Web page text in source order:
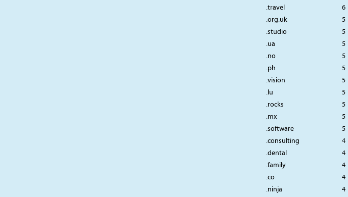
.travel
6
.org.uk
5
.studio
5
.ua
5
.no
5
.ph
5
.vision
5
.lu
5
.rocks
5
.mx
5
.software
5
.consulting
4
.dental
4
.family
4
.co
4
.ninja
4